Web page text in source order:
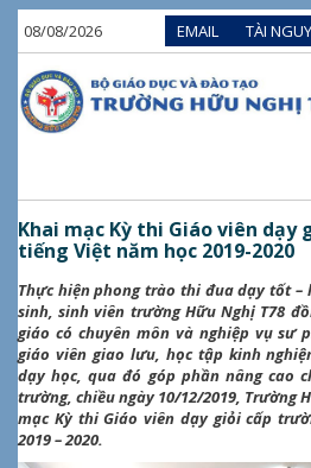
08/08/2026 EMAIL TÀI
Khai mạc Kỳ thi Giáo viên
tiếng Việt năm học 2019-2020
Thực hiện phong trào thi đua dạy tốt –
sinh, sinh viên trường Hữu Nghị T78
giáo có chuyên môn và nghiệp vụ sư
giáo viên giao lưu, học tập kinh
dạy học, qua đó góp phần nâng cao
trường, chiều ngày 10/12/2019, Trường
mạc Kỳ thi Giáo viên dạy giỏi cấp
2019 – 2020.